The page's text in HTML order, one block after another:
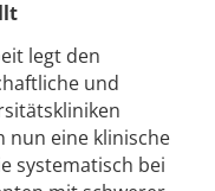
legt den
und
nun eine klinische
systematisch bei